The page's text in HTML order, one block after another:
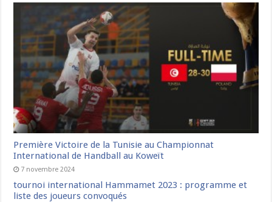
Première Victoire de la Tunisie au Championnat
International de Handball au Koweït
7 novembre 2024
tournoi international Hammamet 2023 : programme et
liste des joueurs convoqués